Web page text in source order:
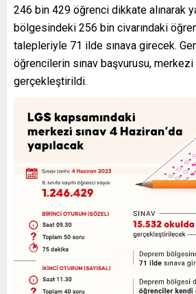
246 bin 429 öğrenci dikkate alınarak
bölgesindeki 256 bin civarındaki
talepleriyle 71 ilde sınava girecek.
öğrencilerin sınav başvurusu, merkezi
gerçekleştirildi.